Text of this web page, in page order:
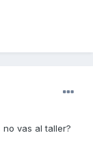
vas al taller?